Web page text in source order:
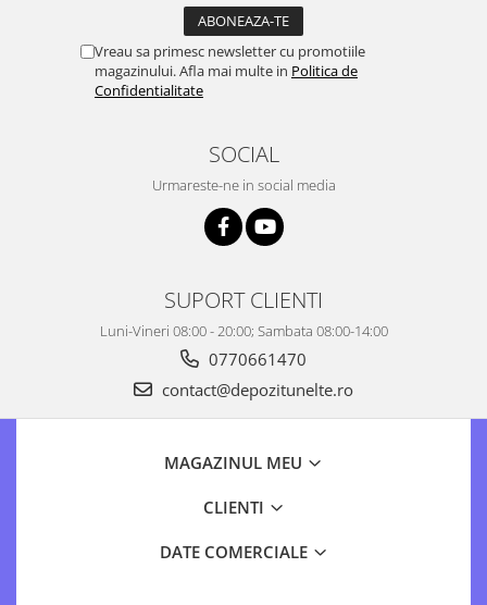
Vreau sa primesc newsletter cu promotiile
magazinului. Afla mai multe in Politica de
Confidentialitate
SOCIAL
Urmareste-ne in social media
SUPORT CLIENTI
Luni-Vineri 08:00 - 20:00; Sambata 08:00-14:00
0770661470
contact@depozitunelte.ro
MAGAZINUL MEU
CLIENTI
DATE COMERCIALE